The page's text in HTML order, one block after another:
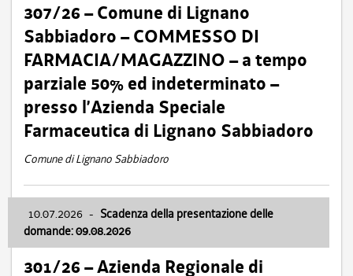
307/26 – Comune di Lignano
Sabbiadoro – COMMESSO DI
FARMACIA/MAGAZZINO – a tempo
parziale 50% ed indeterminato –
presso l’Azienda Speciale
Farmaceutica di Lignano Sabbiadoro
Comune di Lignano Sabbiadoro
10.07.2026 - Scadenza della presentazione delle
domande: 09.08.2026
301/26 – Azienda Regionale di